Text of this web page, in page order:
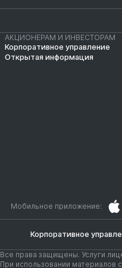
АКЦИОНЕРАМ И ИНВЕСТОРАМ
Корпоративное управление
Открытая информация
Мобильное приложение:
Корпоративное
Все права защищены. Услуги
При использовании материалов